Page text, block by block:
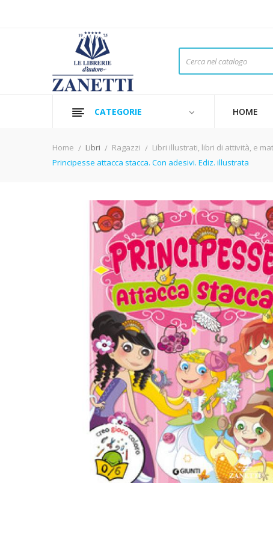
CATEGORIE HOME
Home Libri Ragazzi Libri illustrati, libri di attività, e
Principesse attacca stacca. Con adesivi. Ediz. illustrata